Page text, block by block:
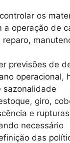
os
a operação de
reparo,
previsões de
operacional,
sazonalidade
giro,
e
necessário
das